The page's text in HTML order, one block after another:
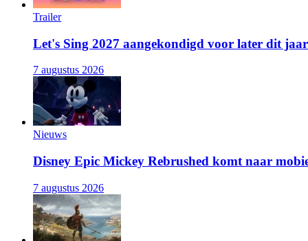
Trailer
Let's Sing 2027 aangekondigd voor later dit jaar
7 augustus 2026
Nieuws
Disney Epic Mickey Rebrushed komt naar
7 augustus 2026